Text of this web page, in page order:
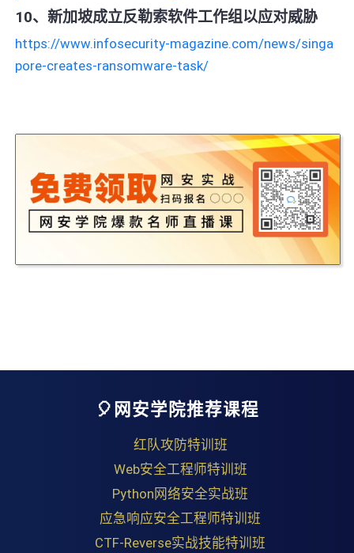
10、新加坡成立反勒索软件工作组以应对威胁
https://www.infosecurity-magazine.com/news/singa
pore-creates-ransomware-task/
🎈网安学院推荐课程
红队攻防特训班
Web安全工程师特训班
Python网络安全实战班
应急响应安全工程师特训班
CTF-Reverse实战技能特训班